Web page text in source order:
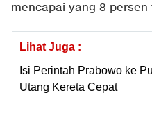
mencapai yang 8
Lihat Juga :
Isi Perintah Prabowo ke
Utang Kereta Cepat